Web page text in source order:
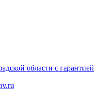
области с гарантией